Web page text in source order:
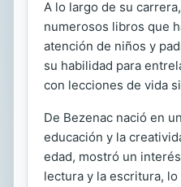
A lo largo de su
numerosos libros que
atención de niños y
su habilidad para
con lecciones de vida
De Bezenac nació en
educación y la
edad, mostró un
lectura y la escritura,